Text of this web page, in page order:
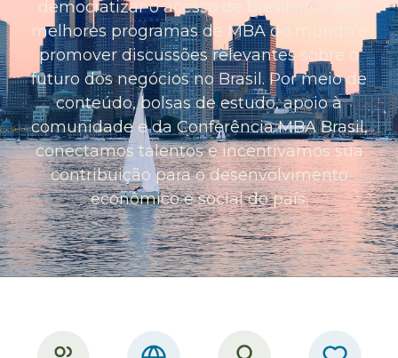
democratizar o acesso de brasileiros aos
melhores programas de MBA do mundo e
promover discussões relevantes sobre o
futuro dos negócios no Brasil. Por meio de
conteúdo, bolsas de estudo, apoio à
comunidade e da Conferência MBA Brasil,
conectamos talentos e incentivamos sua
contribuição para o desenvolvimento
econômico e social do país.